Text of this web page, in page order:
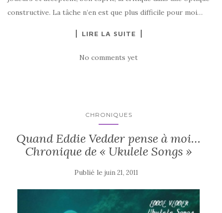
constructive. La tâche n’en est que plus difficile pour moi…
LIRE LA SUITE
No comments yet
CHRONIQUES
Quand Eddie Vedder pense à moi…
Chronique de « Ukulele Songs »
Publié le juin 21, 2011